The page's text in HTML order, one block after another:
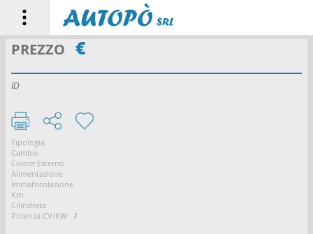
HOME PAGE
CHI SIAMO
ASSISTENZA
NOLEGGIO
PREZZO €
ID
Tipologia
Cambio
Colore Esterno
Alimentazione
Immatricolazione
Km
Cilindrata
Potenza CV/KW
/